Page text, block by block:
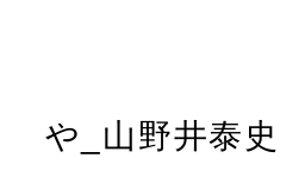
や_山野井泰史